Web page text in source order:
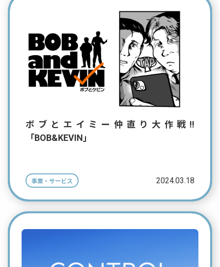
ボブとエイミー仲直り大作戦!!
「BOB&KEVIN」
事業・サービス 2024.03.18